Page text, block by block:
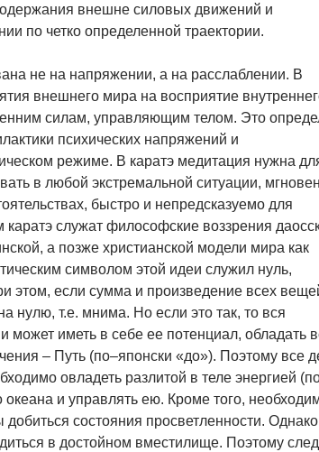
внешне силовых движений и
по четко определенной траектории.
не на напряжении, а на расслаблении. В
внешнего мира на восприятие
силам, управляющим телом. Это
психических напряжений и
режиме. В каратэ медитация нужна
в любой экстремальной ситуации,
быстро и непредсказуемо для
служат философские воззрения
а позже христианской модели мира как
символом этой идеи служил нуль,
этом, если сумма и произведение всех
нулю, т.е. мнима. Но если это так, то вся
может иметь в себе ее потенциал, обладать
– Путь (по–японски «до»). Поэтому все
овладеть разлитой в теле энергией
океана и управлять ею. Кроме того,
состояния просветленности. Однако
в достойном вместилище. Поэтому